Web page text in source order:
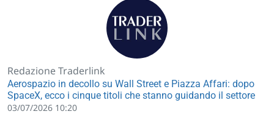
Redazione Traderlink
Aerospazio in decollo su Wall Street e Piazza Affari: dopo
SpaceX, ecco i cinque titoli che stanno guidando il settore
03/07/2026 10:20